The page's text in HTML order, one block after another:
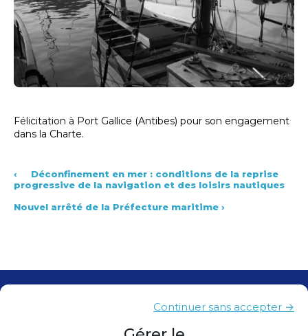
Continuer sans accepter →
Félicitation à Port Gallice (Antibes) pour son engagement
dans la Charte.
‹
Déconfinement en mer : conditions de la reprise
progressive de la navigation et des loisirs nautiques
Nouvel arrêté de la Préfecture maritime ›